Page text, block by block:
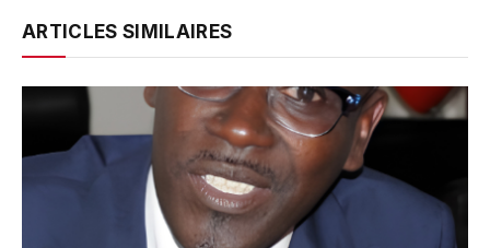
ARTICLES SIMILAIRES